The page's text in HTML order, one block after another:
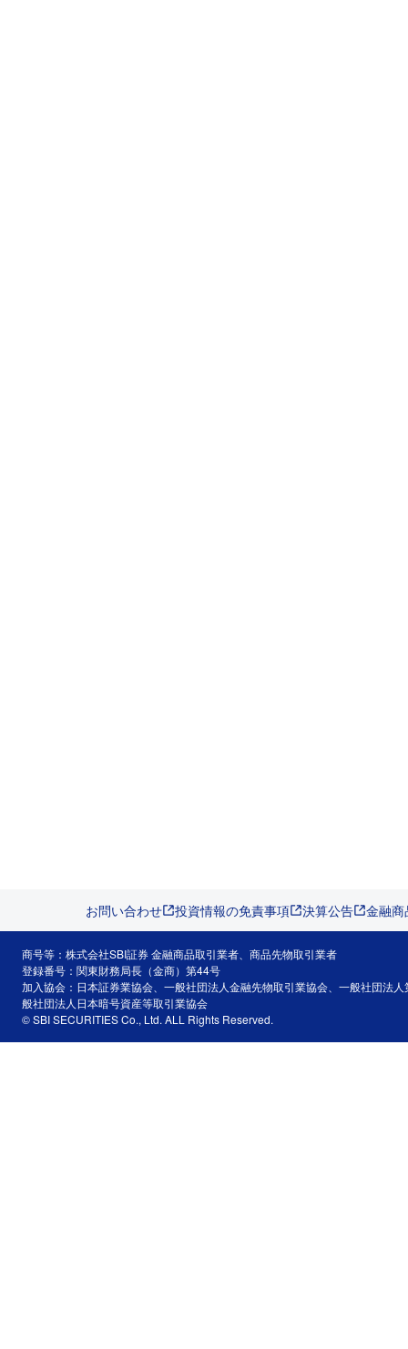
お問い合わせ 投資情報の免責事項 決算公告 金融
商号等：株式会社SBI証券 金融商品取引業者、商品先物取引業者
登録番号：関東財務局長（金商）第44号
加入協会：日本証券業協会、一般社団法人金融先物取引業協会、一般社団法
般社団法人日本暗号資産等取引業協会
© SBI SECURITIES Co., Ltd. ALL Rights Reserved.